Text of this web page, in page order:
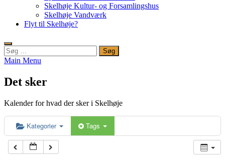
Skelhøje Kultur- og Forsamlingshus
Skelhøje Vandværk
Flyt til Skelhøje?
Søg
efter:
Main Menu
Det sker
Kalender for hvad der sker i Skelhøje
Kategorier Tags